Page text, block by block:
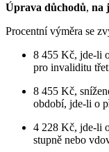
Úprava důchodů, na
Procentní výměra se
8 455 Kč, jde-li
pro invaliditu
8 455 Kč,
období, jde-li o
4 228 Kč, jde-li
stupně nebo